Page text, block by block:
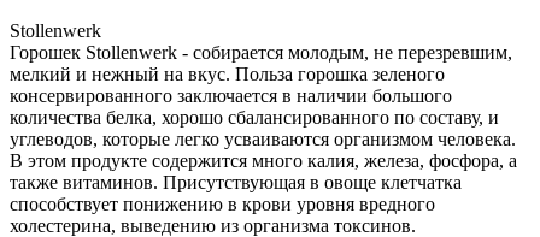
Stollenwerk
Горошек Stollenwerk - собирается молодым, не перезревшим,
мелкий и нежный на вкус. Польза горошка зеленого
консервированного заключается в наличии большого
количества белка, хорошо сбалансированного по составу, и
углеводов, которые легко усваиваются организмом человека.
В этом продукте содержится много калия, железа, фосфора, а
также витаминов. Присутствующая в овоще клетчатка
способствует понижению в крови уровня вредного
холестерина, выведению из организма токсинов.